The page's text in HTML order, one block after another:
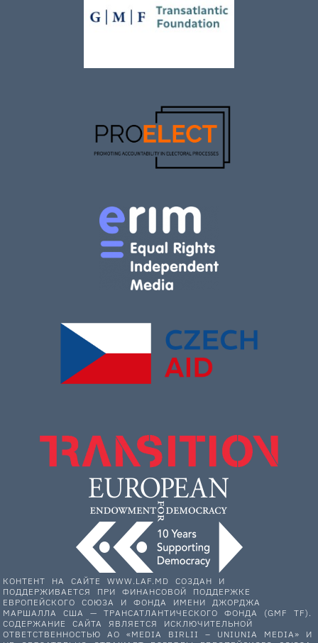
КОНТЕНТ НА САЙТЕ WWW.LAF.MD СОЗДАН И
ПОДДЕРЖИВАЕТСЯ ПРИ ФИНАНСОВОЙ ПОДДЕРЖКЕ
ЕВРОПЕЙСКОГО СОЮЗА И ФОНДА ИМЕНИ ДЖОРДЖА
МАРШАЛЛА США — ТРАНСАТЛАНТИЧЕСКОГО ФОНДА (GMF TF).
СОДЕРЖАНИЕ САЙТА ЯВЛЯЕТСЯ ИСКЛЮЧИТЕЛЬНОЙ
ОТВЕТСТВЕННОСТЬЮ АО «MEDIA BIRLII – UNIUNIA MEDIA» И